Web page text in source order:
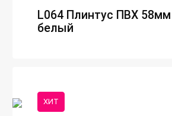
L064 Плинтус ПВХ
белый
ХИТ